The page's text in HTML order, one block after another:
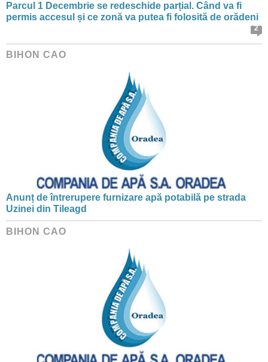
Parcul 1 Decembrie se redeschide parțial. Când va fi
permis accesul și ce zonă va putea fi folosită de orădeni
2
BIHON CAO
Anunț de întrerupere furnizare apă potabilă pe strada
Uzinei din Tileagd
BIHON CAO